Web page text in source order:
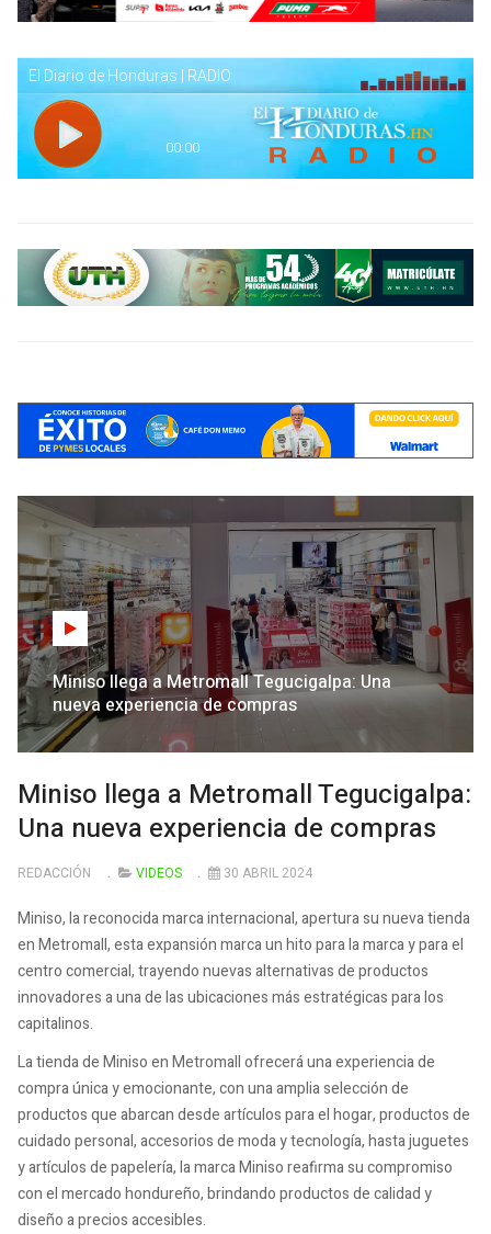
Miniso llega a Metromall Tegucigalpa: Una
nueva experiencia de compras
Miniso llega a Metromall Tegucigalpa:
Una nueva experiencia de compras
REDACCIÓN VIDEOS 30 ABRIL 2024
Miniso, la reconocida marca internacional, apertura su nueva tienda
en Metromall, esta expansión marca un hito para la marca y para el
centro comercial, trayendo nuevas alternativas de productos
innovadores a una de las ubicaciones más estratégicas para los
capitalinos.
La tienda de Miniso en Metromall ofrecerá una experiencia de
compra única y emocionante, con una amplia selección de
productos que abarcan desde artículos para el hogar, productos de
cuidado personal, accesorios de moda y tecnología, hasta juguetes
y artículos de papelería, la marca Miniso reafirma su compromiso
con el mercado hondureño, brindando productos de calidad y
diseño a precios accesibles.